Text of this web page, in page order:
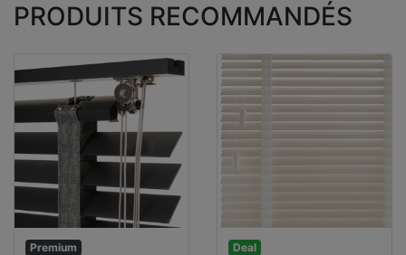
PRODUITS RECOMMANDÉS
Premium Deal